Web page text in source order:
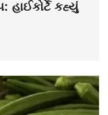
હાઈકોર્ટે કહ્યું